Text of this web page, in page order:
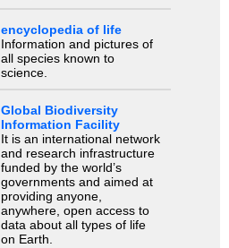
encyclopedia of life
Information and pictures of
all species known to
science.
Global Biodiversity
Information Facility
It is an international network
and research infrastructure
funded by the world’s
governments and aimed at
providing anyone,
anywhere, open access to
data about all types of life
on Earth.